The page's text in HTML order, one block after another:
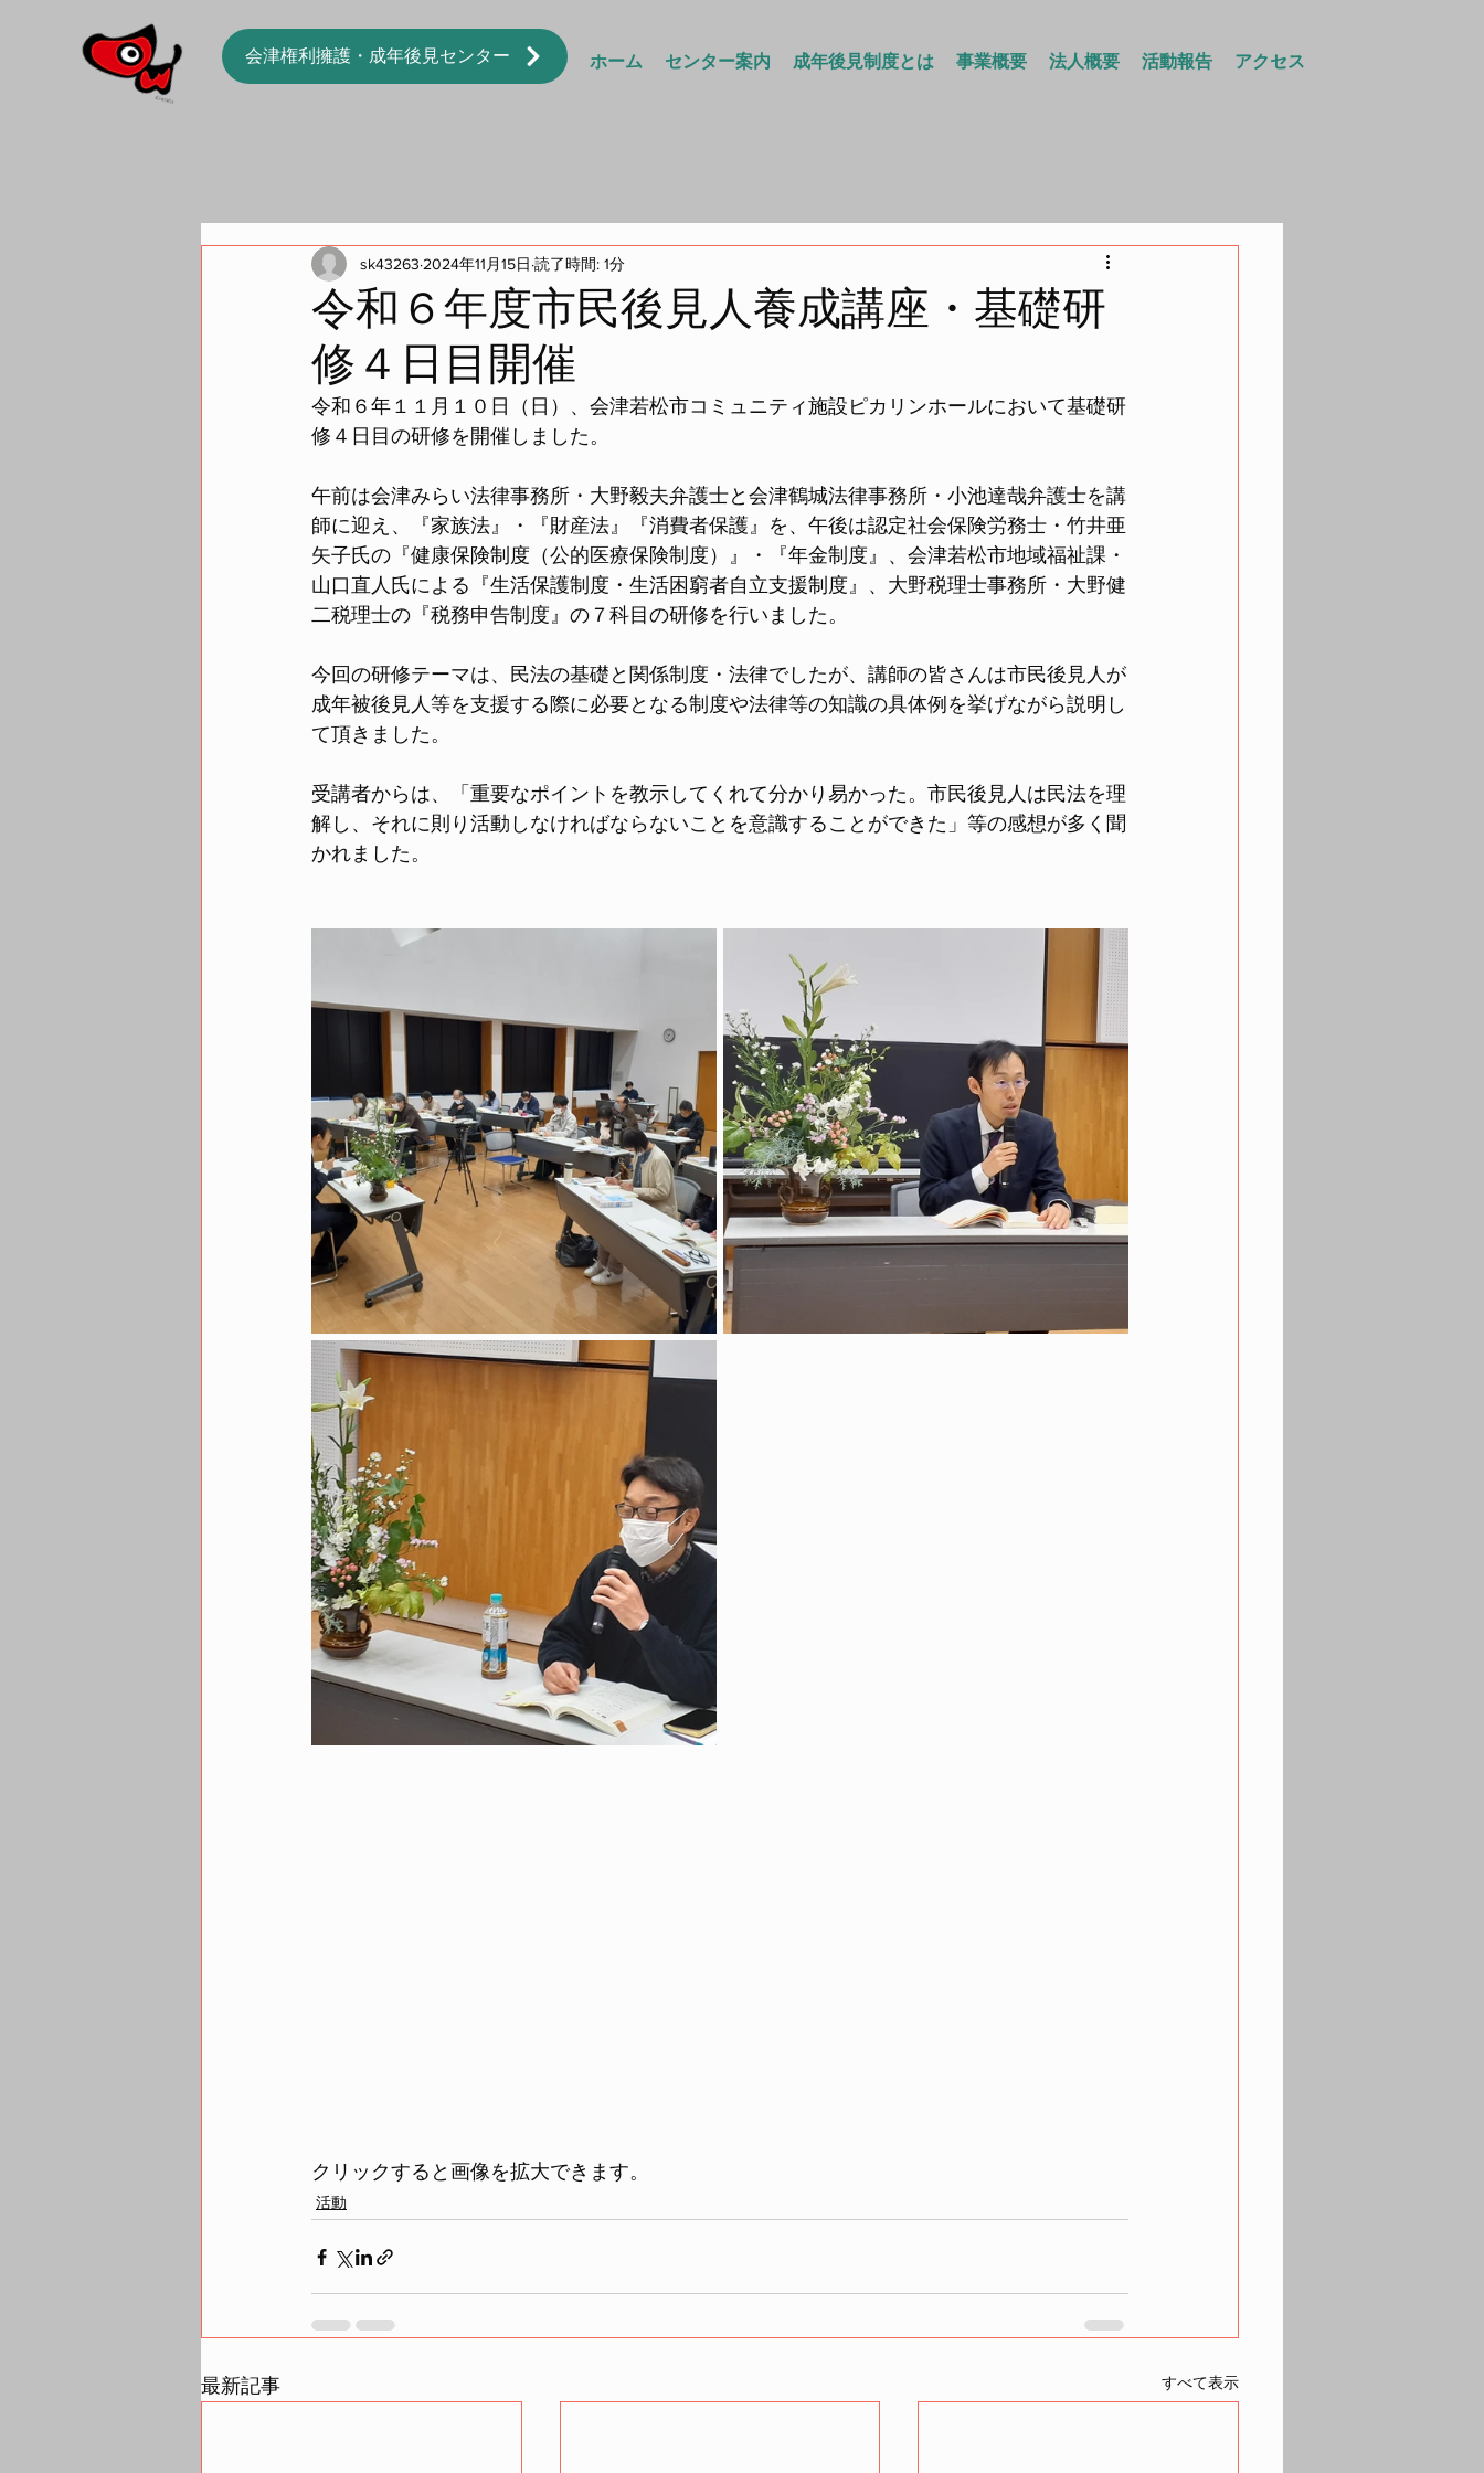
会津権利擁護・成年後見センター ホーム センター案内 成年後見制度とは 事業概要 法人概要 活動報告 アクセス
令和６年度市民後見人養成講座・基礎研
修４日目開催
sk43263 2024年11月15日 読了時間: 1分
令和６年１１月１０日（日）、会津若松市コミュニティ施設ピカリンホールにおいて基礎研
修４日目の研修を開催しました。
午前は会津みらい法律事務所・大野毅夫弁護士と会津鶴城法律事務所・小池達哉弁護士を講
師に迎え、『家族法』・『財産法』『消費者保護』を、午後は認定社会保険労務士・竹井亜
矢子氏の『健康保険制度（公的医療保険制度）』・『年金制度』、会津若松市地域福祉課・
山口直人氏による『生活保護制度・生活困窮者自立支援制度』、大野税理士事務所・大野健
二税理士の『税務申告制度』の７科目の研修を行いました。
今回の研修テーマは、民法の基礎と関係制度・法律でしたが、講師の皆さんは市民後見人が
成年被後見人等を支援する際に必要となる制度や法律等の知識の具体例を挙げながら説明し
て頂きました。
受講者からは、「重要なポイントを教示してくれて分かり易かった。市民後見人は民法を理
解し、それに則り活動しなければならないことを意識することができた」等の感想が多く聞
かれました。
クリックすると画像を拡大できます。
活動
最新記事 すべて表示